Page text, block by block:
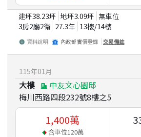
建坪38.23坪 地坪3.09坪 無車位
3房2廳2衛 27.3年 13樓/14樓
資料說明 內政部實價登錄 交易備註
115年01 月
大樓
中友文心園邸
梅川西路四段232號8樓之5
1,400萬
含車位120萬